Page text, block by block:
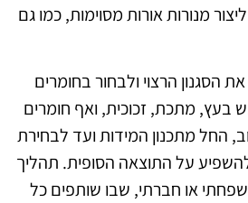
מנורות אורות מסוימות, כמו גם
הסגנון הרצוי ולבחור בחומרים
בעץ, מתכת, זכוכית, ואף חומרים
החל מתכנון המידות ועד לבחירת
על התוצאה הסופית. תהליך
או חברתי, שבו שותפים כל